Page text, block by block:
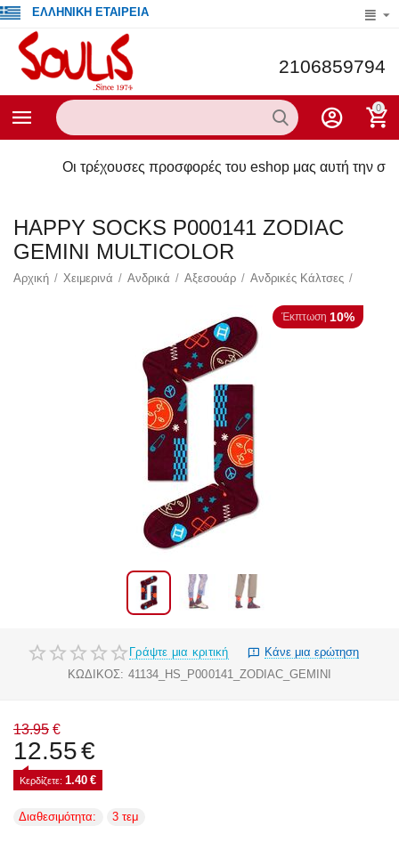
ΕΛΛΗΝΙΚΗ ΕΤΑΙΡΕΙΑ
2106859794
0
τρέχουσες προσφορές του eshop μας αυτή την στιγμή
HAPPY SOCKS P000141 ZODIAC
GEMINI MULTICOLOR
Αρχική / Χειμερινά / Ανδρικά / Αξεσουάρ / Ανδρικές Κάλτσες /
Έκπτωση 10%
Γράψτε μια κριτική
Κάνε μια ερώτηση
ΚΩΔΙΚΟΣ: 41134_HS_P000141_ZODIAC_GEMINI
13.95 €
12.55€
Κερδίζετε: 1.40 €
Διαθεσιμότητα: 3 τεμ